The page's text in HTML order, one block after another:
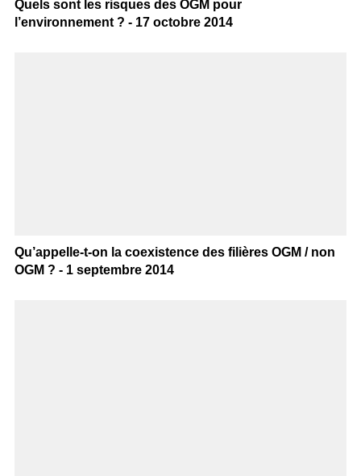
Quels sont les risques des OGM pour
l’environnement ? - 17 octobre 2014
Qu’appelle-t-on la coexistence des filières OGM / non
OGM ? - 1 septembre 2014